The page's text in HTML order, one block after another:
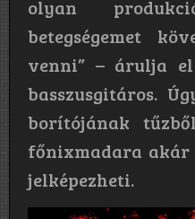
olyan
betegségemet
venni” – árulja el
basszusgitáros.
borítójának
főnixmadara akár
jelképezheti.